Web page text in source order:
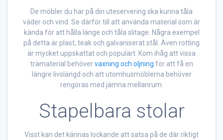
De möbler du har på din uteservering ska kunna tåla
väder och vind. Se därför till att använda material som är
kända för att hålla länge och tåla slitage. Några exempel
på detta är plast, teak och galvaniserat stål. Även rotting
är mycket uppskattat och populärt. Kom ihåg att vissa
trämaterial behövervaxning och oljning för att få en
längre livslängd och att utomhusmöblerna behöver
rengöras med jämna mellanrum.
Stapelbara stolar
Visst kan det kännas lockande att satsa på de där riktigt